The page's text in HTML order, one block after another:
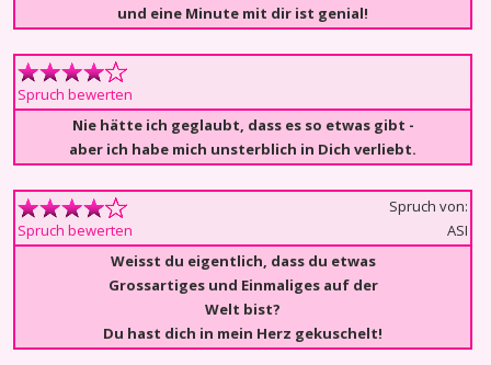
und eine Minute mit dir ist genial!
Spruch bewerten
Nie hätte ich geglaubt, dass es so etwas gibt -
aber ich habe mich unsterblich in Dich verliebt.
Spruch bewerten
Spruch von:
ASI
Weisst du eigentlich, dass du etwas
Grossartiges und Einmaliges auf der
Welt bist?
Du hast dich in mein Herz gekuschelt!